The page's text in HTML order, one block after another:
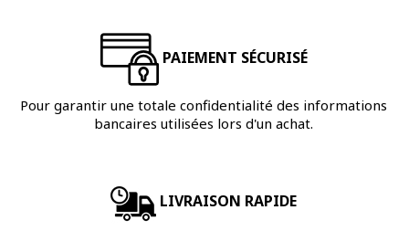
PAIEMENT SÉCURISÉ
Pour garantir une totale confidentialité des informations
bancaires utilisées lors d'un achat.
LIVRAISON RAPIDE